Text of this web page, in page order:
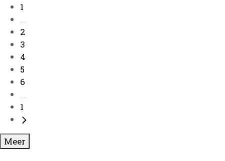
Nederlandse Genealogische Vereniging :
Nederlandse Genealogische Vereniging :
Nederlandse Genealogische Vereniging :
Nederlandse Genealogische Vereniging :
Nederlandse Genealogische Vereniging :
Nederlandse Genealogische Vereniging :
1
...
2
3
4
5
6
...
1
Meer